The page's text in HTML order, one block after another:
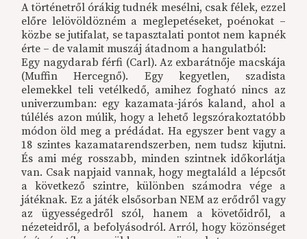
A történetről órákig tudnék mesélni, csak félek, ezzel
előre lelövöldözném a meglepetéseket, poénokat –
közbe se jutifalat, se tapasztalati pontot nem kapnék
érte – de valamit muszáj átadnom a hangulatból:
Egy nagydarab férfi (Carl). Az exbarátnője macskája
(Muffin Hercegnő). Egy kegyetlen, szadista
elemekkel teli vetélkedő, amihez fogható nincs az
univerzumban: egy kazamata-járós kaland, ahol a
túlélés azon múlik, hogy a lehető legszórakoztatóbb
módon öld meg a prédádat. Ha egyszer bent vagy a
18 szintes kazamatarendszerben, nem tudsz kijutni.
És ami még rosszabb, minden szintnek időkorlátja
van. Csak napjaid vannak, hogy megtaláld a lépcsőt
a következő szintre, különben számodra vége a
játéknak. Ez a játék elsősorban NEM az erődről vagy
az ügyességedről szól, hanem a követőidről, a
nézeteidről, a befolyásodról. Arról, hogy közönséget